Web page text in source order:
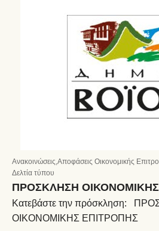
Ανακοινώσεις,Αποφάσεις Οικονομικής
Δελτία τύπου
ΠΡΟΣΚΛΗΣΗ
Κατεβάστε την πρόσκληση:
ΟΙΚΟΝΟΜΙΚΗΣ ΕΠΙΤΡΟΠΗΣ